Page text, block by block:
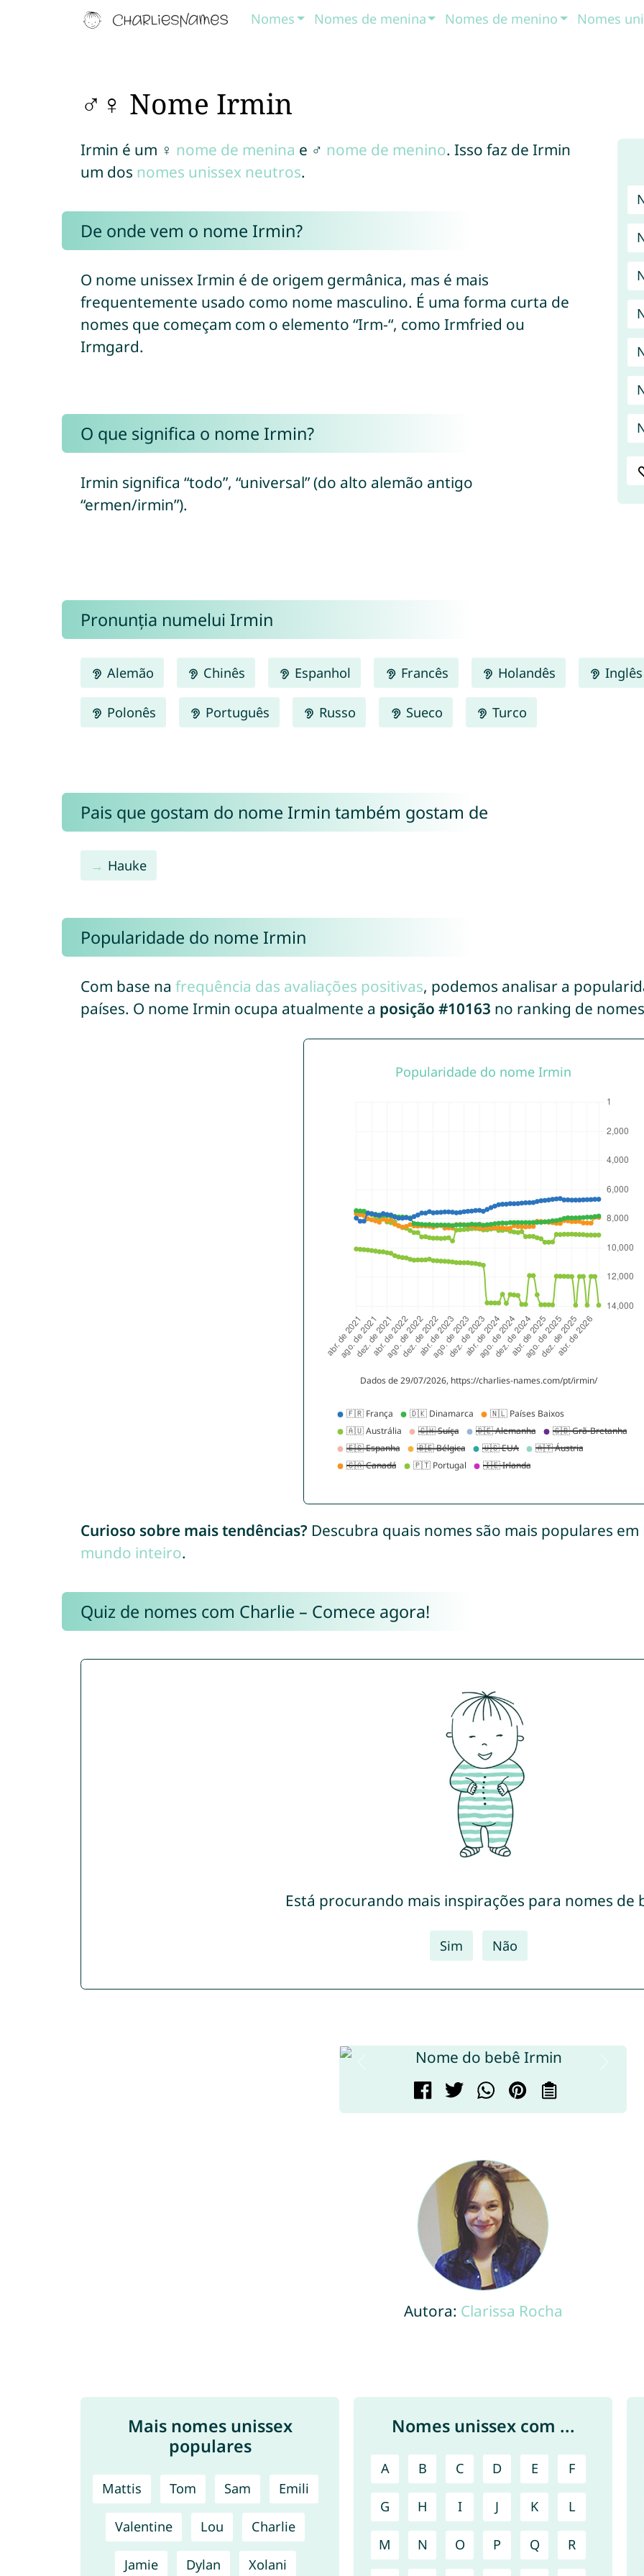
Nomes Nomes de menina Nomes de menino Nomes
♂♀ Nome Irmin
Irmin é um ♀ nome de menina e ♂ nome de menino. Isso faz de Irmin
um dos nomes unissex neutros.
De onde vem o nome Irmin?
O nome unissex Irmin é de origem germânica, mas é mais
frequentemente usado como nome masculino. É uma forma curta de
nomes que começam com o elemento “Irm-“, como Irmfried ou
Irmgard.
O que significa o nome Irmin?
Irmin significa “todo”, “universal” (do alto alemão antigo
“ermen/irmin”).
Pronunția numelui Irmin
Alemão Chinês Espanhol Francês Holandês Inglês
Polonês Português Russo Sueco Turco
Pais que gostam do nome Irmin também gostam de
Hauke
Popularidade do nome Irmin
Com base na frequência das avaliações positivas, podemos analisar a
países. O nome Irmin ocupa atualmente a posição #10163 no ranking de
Curioso sobre mais tendências? Descubra quais nomes são mais populares em
mundo inteiro.
Quiz de nomes com Charlie – Comece agora!
Está procurando mais inspirações para nomes de
Sim Não
Autora: Clarissa Rocha
Mais nomes unissex
populares
Mattis Tom Sam Emili
Valentine Lou Charlie
Jamie Dylan Xolani
Nomes unissex com ...
A B C D E F
G H I J K L
M N O P Q R